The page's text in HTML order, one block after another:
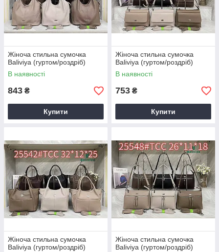
Жіноча стильна сумочка
Baliviya (гуртом/роздріб)
В наявності
843 ₴
Купити
Жіноча стильна сумочка
Baliviya (гуртом/роздріб)
В наявності
753 ₴
Купити
Жіноча стильна сумочка
Baliviya (гуртом/роздріб)
Жіноча стильна сумочка
Baliviya (гуртом/роздріб)